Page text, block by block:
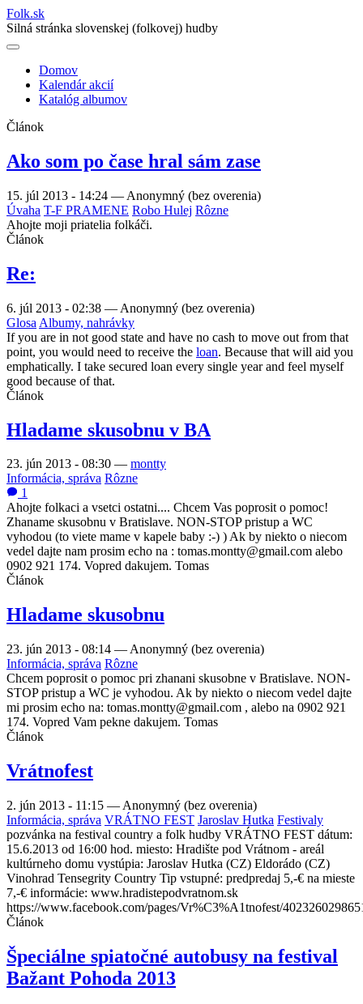
Folk.sk
Silná stránka slovenskej (folkovej) hudby
Main
navigation
Domov
Kalendár akcií
Katalóg albumov
Článok
Ako som po čase hral sám zase
15. júl 2013 - 14:24 — Anonymný (bez overenia)
Úvaha T-F PRAMENE Robo Hulej Rôzne
Ahojte moji priatelia folkáči.
Článok
Re:
6. júl 2013 - 02:38 — Anonymný (bez overenia)
Glosa Albumy, nahrávky
If you are in not good state and have no cash to move out from that
point, you would need to receive the loan. Because that will aid you
emphatically. I take secured loan every single year and feel myself
good because of that.
Článok
Hladame skusobnu v BA
23. jún 2013 - 08:30 — montty
Informácia, správa Rôzne
1
Ahojte folkaci a vsetci ostatni.... Chcem Vas poprosit o pomoc!
Zhaname skusobnu v Bratislave. NON-STOP pristup a WC
vyhodou (to viete mame v kapele baby :-) ) Ak by niekto o niecom
vedel dajte nam prosim echo na : tomas.montty@gmail.com alebo
0902 921 174. Vopred dakujem. Tomas
Článok
Hladame skusobnu
23. jún 2013 - 08:14 — Anonymný (bez overenia)
Informácia, správa Rôzne
Chcem poprosit o pomoc pri zhanani skusobne v Bratislave. NON-
STOP pristup a WC je vyhodou. Ak by niekto o niecom vedel dajte
mi prosim echo na: tomas.montty@gmail.com , alebo na 0902 921
174. Vopred Vam pekne dakujem. Tomas
Článok
Vrátnofest
2. jún 2013 - 11:15 — Anonymný (bez overenia)
Informácia, správa VRÁTNO FEST Jaroslav Hutka Festivaly
pozvánka na festival country a folk hudby VRÁTNO FEST dátum:
15.6.2013 od 16:00 hod. miesto: Hradište pod Vrátnom - areál
kultúrneho domu vystúpia: Jaroslav Hutka (CZ) Eldorádo (CZ)
Vinohrad Tensegrity Country Tip vstupné: predpredaj 5,-€ na mieste
7,-€ informácie: www.hradistepodvratnom.sk
https://www.facebook.com/pages/Vr%C3%A1tnofest/
Článok
Špeciálne spiatočné autobusy na festival
Bažant Pohoda 2013